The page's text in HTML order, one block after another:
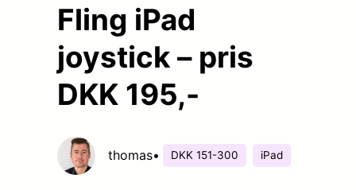
Fling iPad
joystick – pris
DKK 195,-
thomas• DKK 151-300 iPad